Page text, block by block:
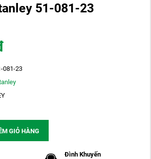
51-081-23
081-23
GIỎ HÀNG
Đình Khuyến